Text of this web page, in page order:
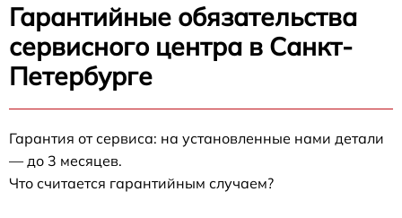
Гарантийные обязательства
сервисного центра в Санкт-
Петербурге
Гарантия от сервиса: на установленные нами детали
— до 3 месяцев.
Что считается гарантийным случаем?